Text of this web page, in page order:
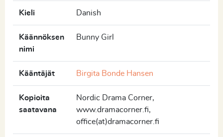
Kieli Danish
Käännöksen
nimi
Bunny Girl
Kääntäjät Birgita Bonde Hansen
Kopioita
saatavana
Nordic Drama Corner,
www.dramacorner.fi,
office(at)dramacorner.fi